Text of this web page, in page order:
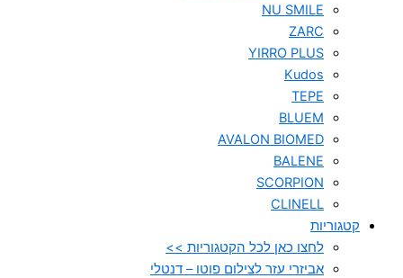
NU SMILE
ZARC
YIRRO PLUS
Kudos
TEPE
BLUEM
AVALON BIOMED
BALENE
SCORPION
CLINELL
קטגוריות
לחצו כאן לכל הקטגוריות >>
אביזרי עזר לצילום פוטו – דנטלי